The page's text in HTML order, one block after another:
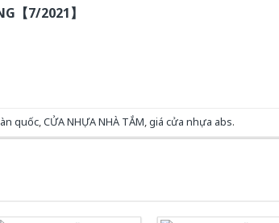
【7/2021】
quốc,CỬA NHỰA NHÀ TẮM,giá cửa nhựa abs.